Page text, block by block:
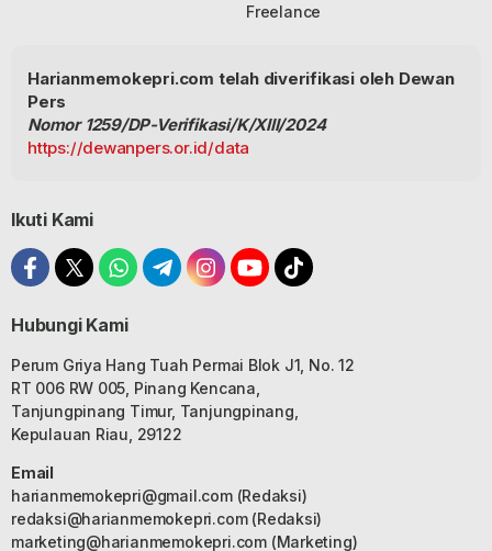
Freelance
Harianmemokepri.com telah diverifikasi oleh Dewan
Pers
Nomor 1259/DP-Verifikasi/K/XIII/2024
https://dewanpers.or.id/data
Ikuti Kami
Hubungi Kami
Perum Griya Hang Tuah Permai Blok J1, No. 12
RT 006 RW 005, Pinang Kencana,
Tanjungpinang Timur, Tanjungpinang,
Kepulauan Riau, 29122
Email
harianmemokepri@gmail.com(Redaksi)
redaksi@harianmemokepri.com(Redaksi)
marketing@harianmemokepri.com(Marketing)